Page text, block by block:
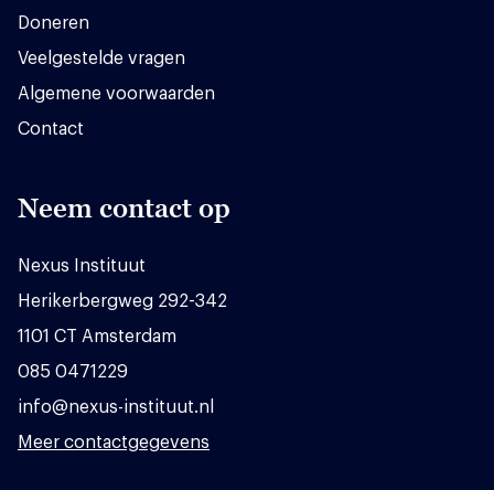
Doneren
Veelgestelde vragen
Algemene voorwaarden
Contact
Neem contact op
Nexus Instituut
Herikerbergweg 292-342
1101 CT Amsterdam
085 0471229
info@nexus-instituut.nl
Meer contactgegevens